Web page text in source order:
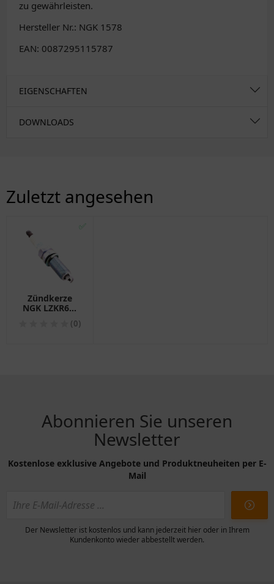
zu gewährleisten.
Hersteller Nr.: NGK 1578
EAN: 0087295115787
EIGENSCHAFTEN
DOWNLOADS
Zuletzt angesehen
✅
Zündkerze
NGK LZKR6B-
Motorräder(0)
Abonnieren Sie unseren
Newsletter
Kostenlose exklusive Angebote und Produktneuheiten per E-
Mail
Der Newsletter ist kostenlos und kann jederzeit hier oder in Ihrem
Kundenkonto wieder abbestellt werden.